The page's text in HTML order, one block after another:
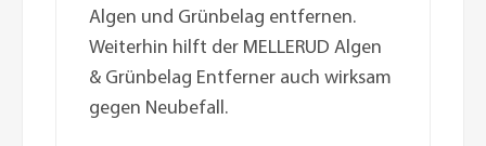
Algen und Grünbelag entfernen.
Weiterhin hilft der MELLERUD Algen
& Grünbelag Entferner auch wirksam
gegen Neubefall.